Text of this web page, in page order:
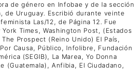
de género en Infobae y de la sección
de Uruguay. Escribió durante veinte
Las/12, de Página 12. Fue
Times, Washington Post, (Estados
Prospect (Reino Unido) El País,
Causa, Público, Infolibre, Fundación
(SEGIB), La Marea, Yo Donna
(Guatemala), Anfibia, El Ciudadano,